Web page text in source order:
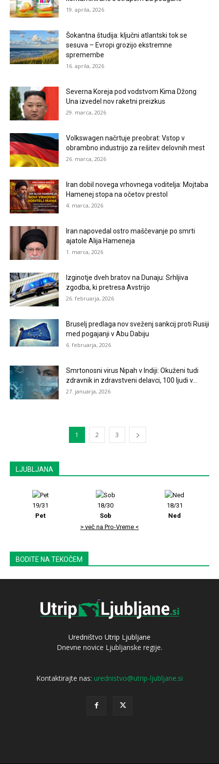
19. aprila, 2026
Šokantna študija: ključni atlantski tok se
sesuva – Evropi grozijo ekstremne
spremembe
16. aprila, 2026
Severna Koreja pod vodstvom Kima Džong
Una izvedel nov raketni preizkus
29. marca, 2026
Volkswagen načrtuje preobrat: Vstop v
obrambno industrijo za rešitev delovnih mest
26. marca, 2026
Iran dobil novega vrhovnega voditelja: Mojtaba
Hamenej stopa na očetov prestol
4. marca, 2026
Iran napovedal ostro maščevanje po smrti
ajatole Alija Hameneja
1. marca, 2026
Izginotje dveh bratov na Dunaju: Srhljiva
zgodba, ki pretresa Avstrijo
26. februarja, 2026
Bruselj predlaga nov sveženj sankcij proti Rusiji
med pogajanji v Abu Dabiju
6. februarja, 2026
Smrtonosni virus Nipah v Indiji: Okuženi tudi
zdravnik in zdravstveni delavci, 100 ljudi v...
27. januarja, 2026
1 2 3
LJUBLJANA
19/31
Pet
18/30
Sob
18/31
Ned
> več na Pro-Vreme <
BODITE NA TEKOČEM
Uredništvo Utrip Ljubljane
Dnevne novice Ljubljanske regije.
Kontaktirajte nas: urednistvo@utrip-ljubljane.si